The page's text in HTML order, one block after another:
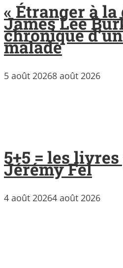
« Étranger à la
James Lee
chronique
malade
5 août 20268 août 2026
5+5 = les
Jérémy Fel
4 août 20264 août 2026